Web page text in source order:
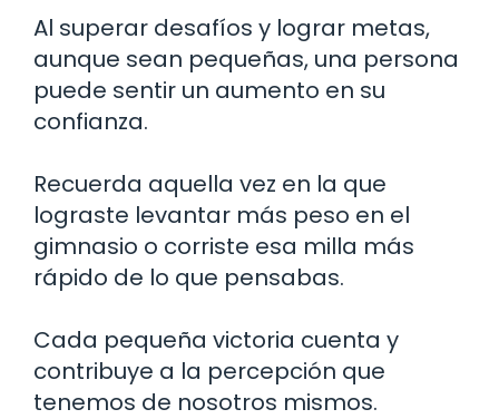
Al superar desafíos y lograr metas,
aunque sean pequeñas, una persona
puede sentir un aumento en su
confianza.
Recuerda aquella vez en la que
lograste levantar más peso en el
gimnasio o corriste esa milla más
rápido de lo que pensabas.
Cada pequeña victoria cuenta y
contribuye a la percepción que
tenemos de nosotros mismos.